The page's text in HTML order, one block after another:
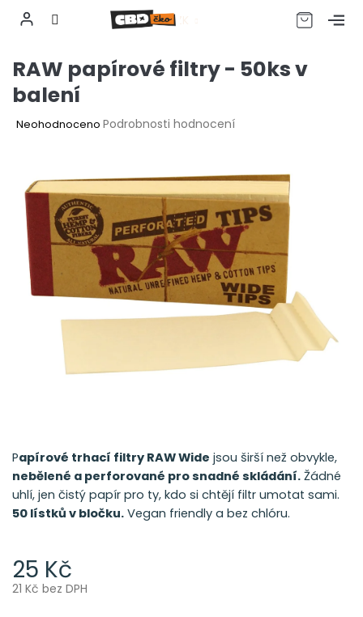
obsah
CZK
RAW papírové filtry - 50ks v
balení
Průměrné
0,0
hvězdiček.
Neohodnoceno Podrobnosti hodnocení
25 Kč
21 Kč bez DPH
Papírové trhací filtry RAW Wide jsou širší než obvykle,
nebělené a perforované pro snadné skládání. Žádné
uhlí, jen čistý papír pro ty, kdo si chtějí filtr umotat sami.
50 lístků v bločku. Vegan friendly a bez chlóru.